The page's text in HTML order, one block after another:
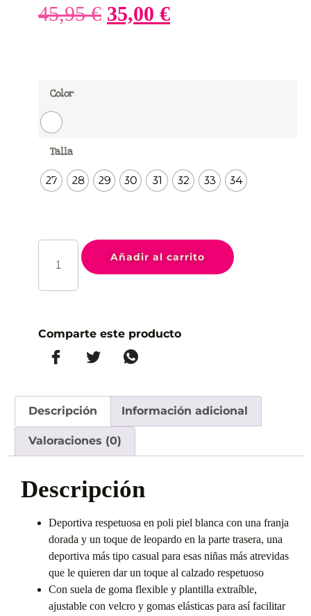
45,95€ 35,00 €
Color
Talla
27 28 29 30 31 32 33 34
Añadir al carrito
Comparte este producto
Descripción Información adicional
Valoraciones (0)
Descripción
Deportiva respetuosa en poli piel blanca con una franja
dorada y un toque de leopardo en la parte trasera, una
deportiva más tipo casual para esas niñas más atrevidas
que le quieren dar un toque al calzado respetuoso
Con suela de goma flexible y plantilla extraíble,
ajustable con velcro y gomas elásticas para así facilitar